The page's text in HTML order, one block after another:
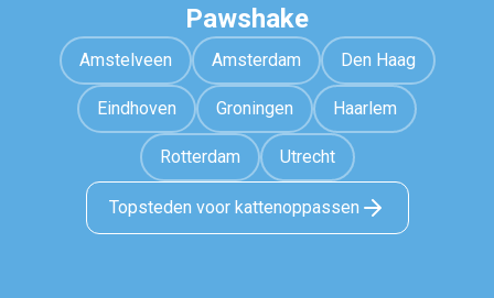
Pawshake
Amstelveen Amsterdam Den Haag
Eindhoven Groningen Haarlem
Rotterdam Utrecht
Topsteden voor kattenoppassen